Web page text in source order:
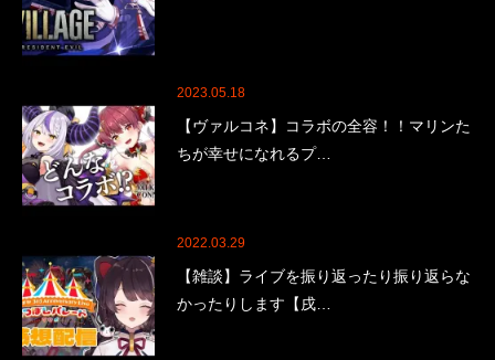
2023.05.18
【ヴァルコネ】コラボの全容！！マリンた
ちが幸せになれるプ…
2022.03.29
【雑談】ライブを振り返ったり振り返らな
かったりします【戌…